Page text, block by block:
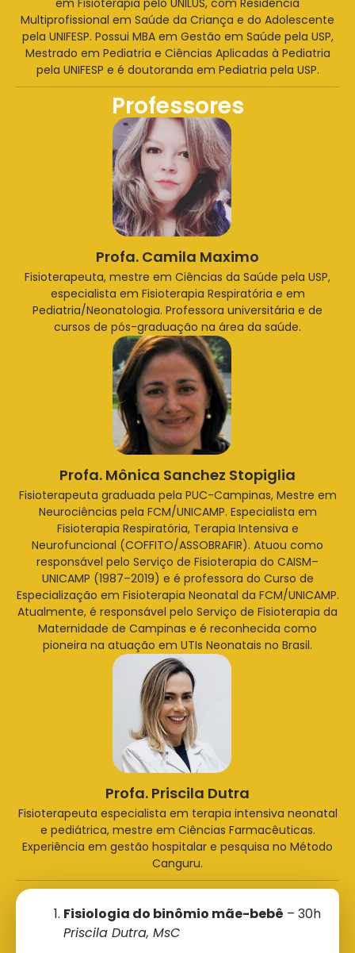
Multiprofissional em Saúde da Criança e do Adolescente
pela UNIFESP. Possui MBA em Gestão em Saúde pela USP,
Mestrado em Pediatria e Ciências Aplicadas à Pediatria
pela UNIFESP e é doutoranda em Pediatria pela USP.
Professores
Profa. Camila Maximo
Fisioterapeuta, mestre em Ciências da Saúde pela USP,
especialista em Fisioterapia Respiratória e em
Pediatria/Neonatologia. Professora universitária e de
cursos de pós-graduação na área da saúde.
Profa. Mônica Sanchez Stopiglia
Fisioterapeuta graduada pela PUC-Campinas, Mestre em
Neurociências pela FCM/UNICAMP. Especialista em
Fisioterapia Respiratória, Terapia Intensiva e
Neurofuncional (COFFITO/ASSOBRAFIR). Atuou como
responsável pelo Serviço de Fisioterapia do CAISM–
UNICAMP (1987–2019) e é professora do Curso de
Especialização em Fisioterapia Neonatal da FCM/UNICAMP.
Atualmente, é responsável pelo Serviço de Fisioterapia da
Maternidade de Campinas e é reconhecida como
pioneira na atuação em UTIs Neonatais no Brasil.
Profa. Priscila Dutra
Fisioterapeuta especialista em terapia intensiva neonatal
e pediátrica, mestre em Ciências Farmacêuticas.
Experiência em gestão hospitalar e pesquisa no Método
Canguru.
Fisiologia do binômio mãe-bebê – 30h
Priscila Dutra, MsC